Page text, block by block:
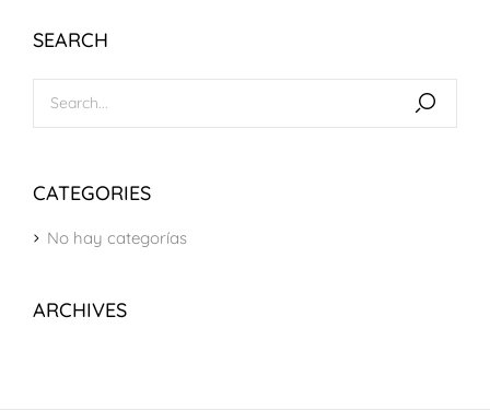
SEARCH
CATEGORIES
No hay categorías
ARCHIVES